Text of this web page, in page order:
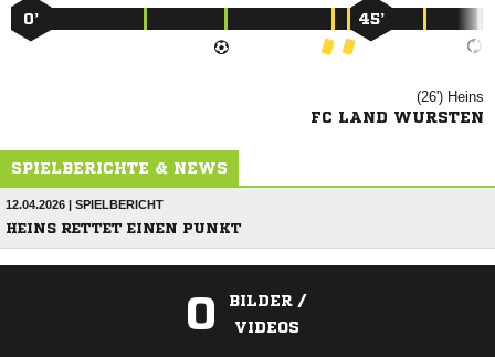
0’ 45’
(26') 
FC LAND WURSTEN
SPIELBERICHTE & NEWS
12.04.2026 | SPIELBERICHT
HEINS RETTET EINEN PUNKT
0
BILDER /
VIDEOS